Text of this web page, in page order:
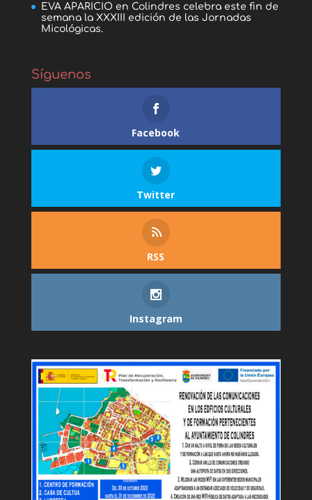
EVA APARICIO en Colindres celebra este fin de
semana la XXXIII edición de las Jornadas
Micológicas.
Síguenos
Facebook
Twitter
RSS
Instagram